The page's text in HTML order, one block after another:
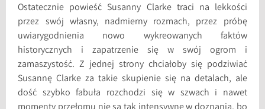
Ostatecznie powieść Susanny Clarke traci na lekkości
przez swój własny, nadmierny rozmach, przez próbę
uwiarygodnienia nowo wykreowanych faktów
historycznych i zapatrzenie się w swój ogrom i
zamaszystość. Z jednej strony chciałoby się podziwiać
Susannę Clarke za takie skupienie się na detalach, ale
dość szybko fabuła rozchodzi się w szwach i nawet